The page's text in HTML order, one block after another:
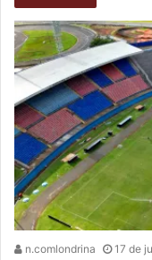
n.comlondrina 17 de